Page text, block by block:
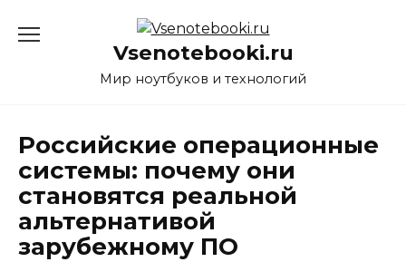
Vsenotebooki.ru
Мир ноутбуков и технологий
Российские операционные
системы: почему они
становятся реальной
альтернативой
зарубежному ПО